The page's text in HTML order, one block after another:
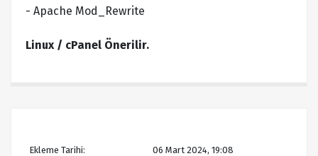
- Apache Mod_Rewrite
Linux / cPanel Önerilir.
Ekleme Tarihi: 06 Mart 2024, 19:08